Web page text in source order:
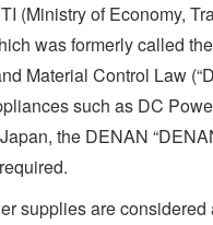
(Ministry of Economy,
was formerly called
Material Control Law
such as DC
the DENAN
supplies are considered